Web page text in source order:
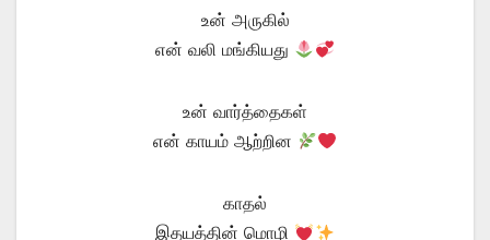
உன் அருகில்
என் வலி மங்கியது
உன் வார்த்தைகள்
என் காயம் ஆற்றின
காதல்
இதயத்தின் மொழி